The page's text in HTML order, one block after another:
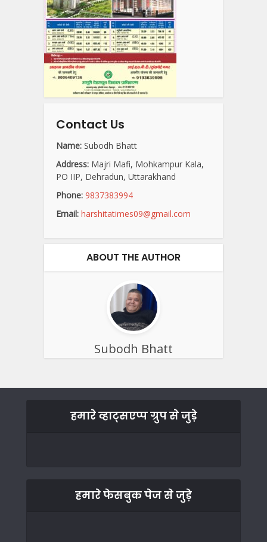
Contact Us
Name: Subodh Bhatt
Address: Majri Mafi, Mohkampur Kala,
PO IIP, Dehradun, Uttarakhand
Phone: 9837383994
Email: harshitatimes09@gmail.com
ABOUT THE AUTHOR
Subodh Bhatt
हमारे व्हाट्सएप्प ग्रुप से जुड़े
हमारे फेसबुक पेज से जुड़े